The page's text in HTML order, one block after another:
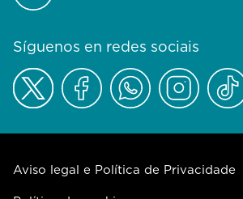
Síguenos en redes sociais
Aviso legal e Política de Privacidade